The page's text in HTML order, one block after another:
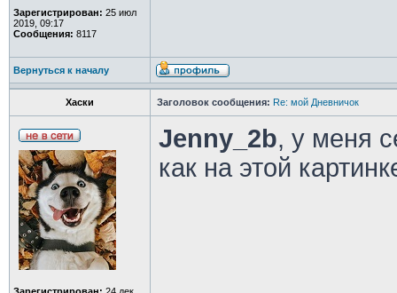
Зарегистрирован: 25 июл
2019, 09:17
Сообщения: 8117
Вернуться к началу
Хаски Заголовок сообщения: Re: мой Дневничок
Jenny_2b, у меня
как на этой